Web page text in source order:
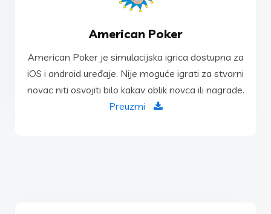
American Poker
American Poker je simulacijska igrica dostupna za
iOS i android uređaje. Nije moguće igrati za stvarni
novac niti osvojiti bilo kakav oblik novca ili nagrade.
Preuzmi
American Poker
American Poker je simulacijska igrica dostupna za
iOS i android uređaje. Nije moguće igrati za stvarni
PREUZMI